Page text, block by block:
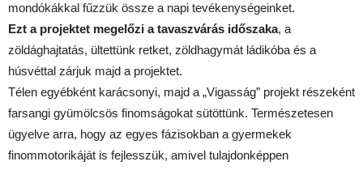
mondókákkal fűzzük össze a napi tevékenységeinket.
Ezt a projektet megelőzi a tavaszvárás időszaka, a
zöldághajtatás, ültettünk retket, zöldhagymát ládikóba és a
húsvéttal zárjuk majd a projektet.
Télen egyébként karácsonyi, majd a „Vigasság” projekt részeként
farsangi gyümölcsös finomságokat sütöttünk. Természetesen
ügyelve arra, hogy az egyes fázisokban a gyermekek
finommotorikáját is fejlesszük, amivel tulajdonképpen